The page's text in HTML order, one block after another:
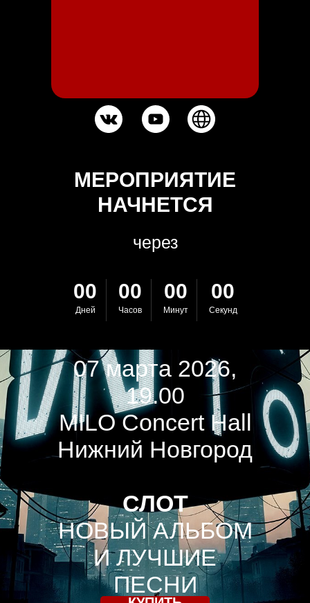
МЕРОПРИЯТИЕ
НАЧНЕТСЯ
через
00
Дней
00
Часов
00
Минут
00
Секунд
07 марта 2026,
19.00
MILO Concert Hall
Нижний Новгород
СЛОТ
НОВЫЙ АЛЬБОМ
И ЛУЧШИЕ
ПЕСНИ